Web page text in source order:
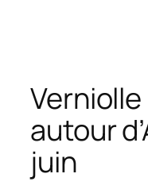
autour
juin